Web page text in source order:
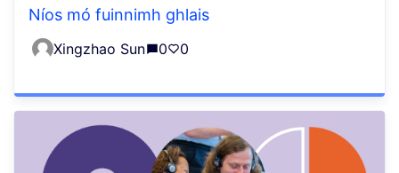
Níos mó fuinnimh ghlais
Xingzhao Sun 0 0